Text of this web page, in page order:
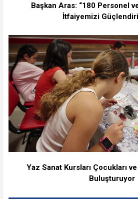
Başkan Aras: “180 Personel
İtfaiyemizi
Yaz Sanat Kursları Çocukları
Buluşturuyor